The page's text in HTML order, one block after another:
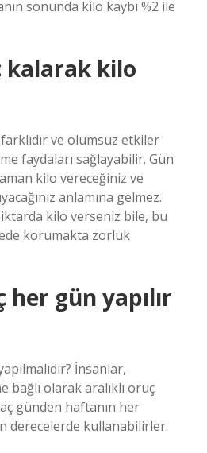
sonunda kilo kaybı %2 ile
kalarak kilo
ve olumsuz etkiler
faydaları sağlayabilir. Gün
kilo vereceğiniz ve
anlamına gelmez.
kilo verseniz bile, bu
korumakta zorluk
her gün yapılır
İnsanlar,
olarak aralıklı oruç
günden haftanın her
derecelerde kullanabilirler.